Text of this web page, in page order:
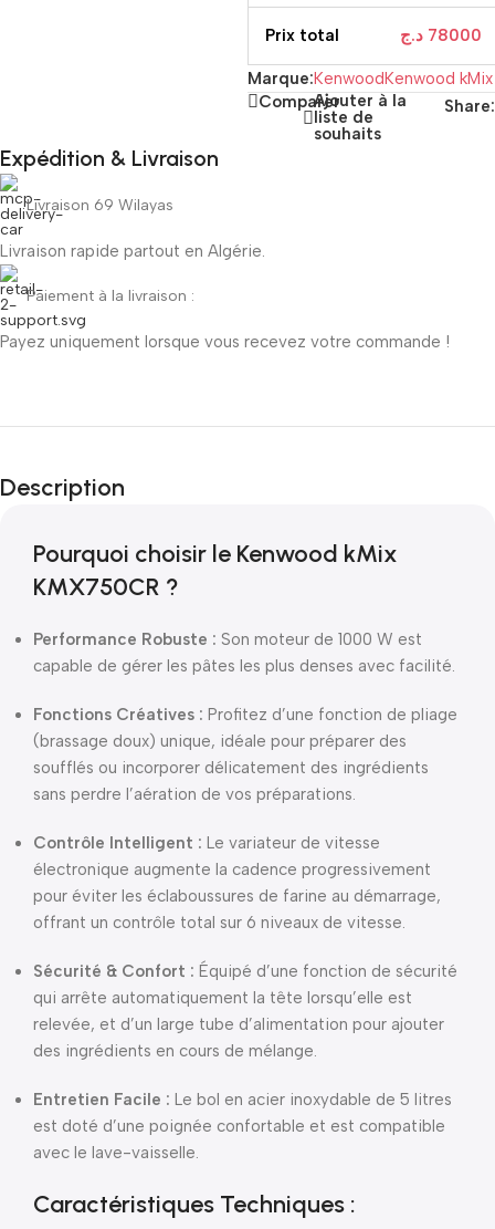
Prix ​​total 78000 د.ج
Marque:KenwoodKenwood kMix
ComparerAjouter à la
liste de
souhaits
Share:
Expédition & Livraison
Livraison 69 Wilayas
Livraison rapide partout en Algérie.
Paiement à la livraison :
Payez uniquement lorsque vous recevez votre commande !
Description
Pourquoi choisir le Kenwood kMix
KMX750CR ?
Performance Robuste : Son moteur de 1000 W est
capable de gérer les pâtes les plus denses avec facilité.
Fonctions Créatives : Profitez d’une fonction de pliage
(brassage doux) unique, idéale pour préparer des
soufflés ou incorporer délicatement des ingrédients
sans perdre l’aération de vos préparations.
Contrôle Intelligent : Le variateur de vitesse
électronique augmente la cadence progressivement
pour éviter les éclaboussures de farine au démarrage,
offrant un contrôle total sur 6 niveaux de vitesse.
Sécurité & Confort : Équipé d’une fonction de sécurité
qui arrête automatiquement la tête lorsqu’elle est
relevée, et d’un large tube d’alimentation pour ajouter
des ingrédients en cours de mélange.
Entretien Facile : Le bol en acier inoxydable de 5 litres
est doté d’une poignée confortable et est compatible
avec le lave-vaisselle.
Caractéristiques Techniques :